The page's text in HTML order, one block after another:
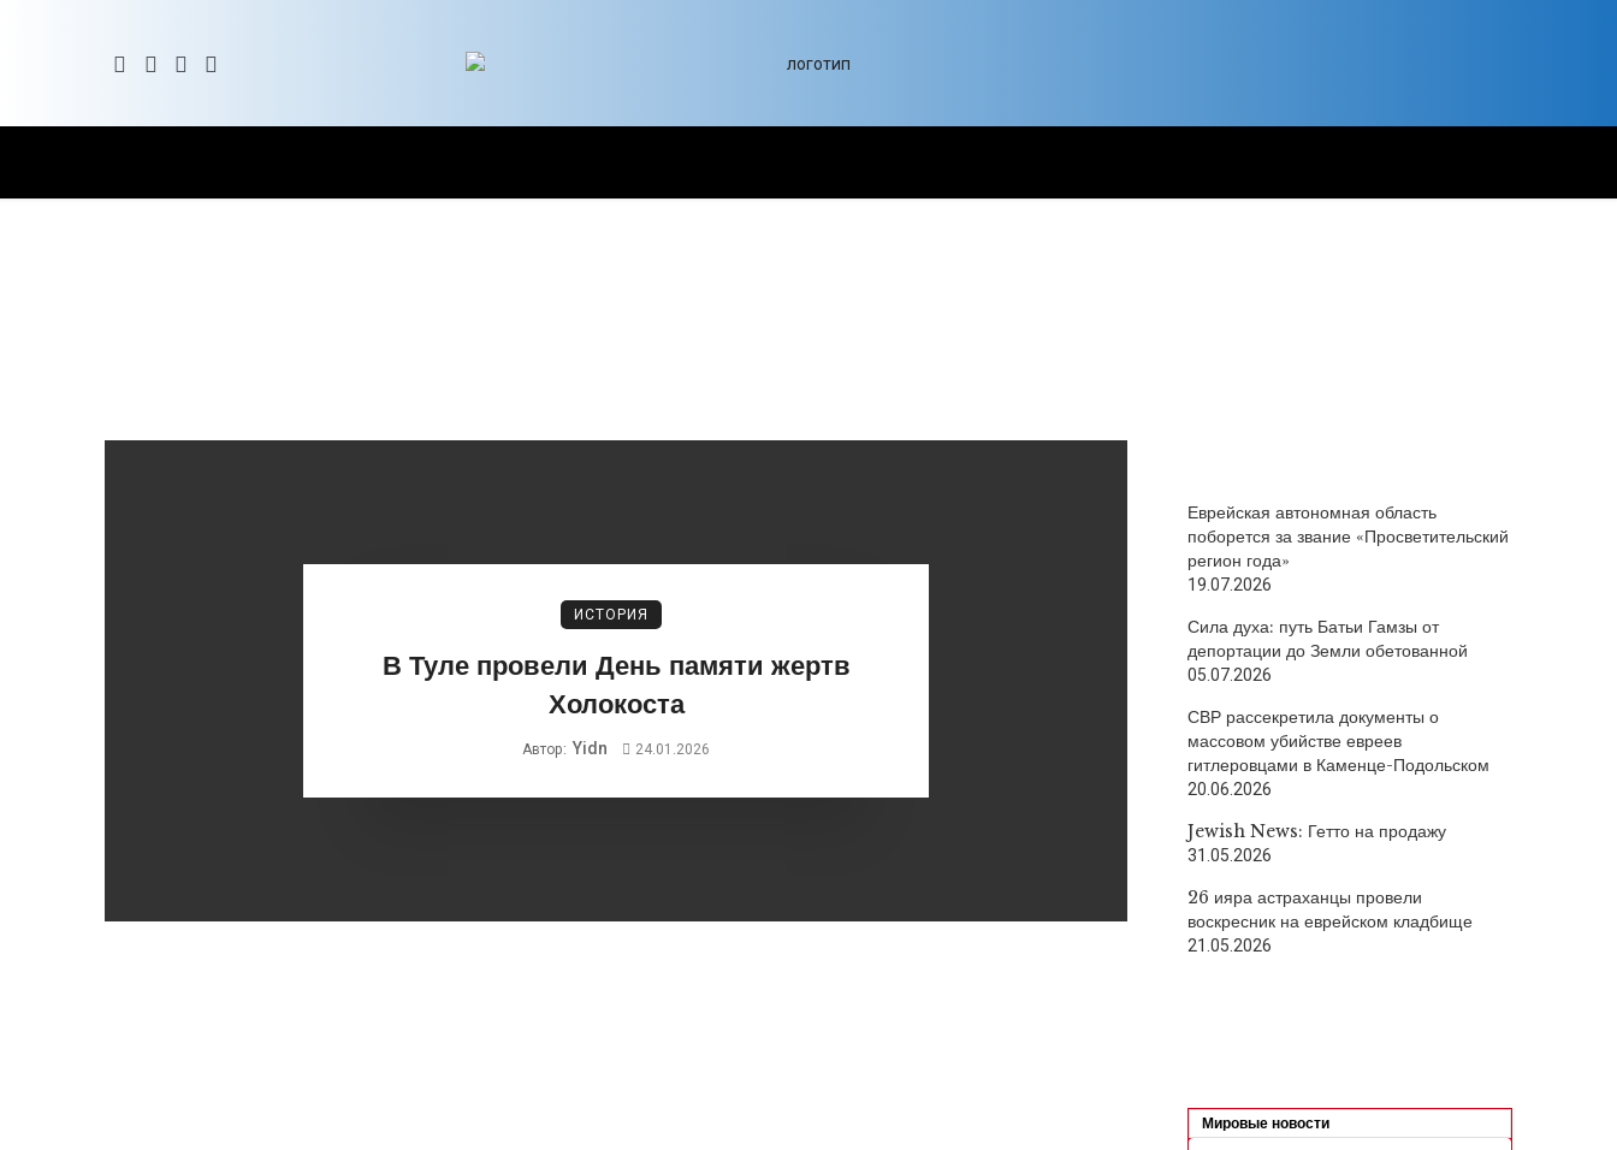
ИСТОРИЯ
В Туле провели День памяти жертв
Холокоста
Автор: Yidn 24.01.2026
Еврейская автономная область
поборется за звание «Просветительский
регион года»
19.07.2026
Сила духа: путь Батьи Гамзы от
депортации до Земли обетованной
05.07.2026
СВР рассекретила документы о
массовом убийстве евреев
гитлеровцами в Каменце-Подольском
20.06.2026
Jewish News: Гетто на продажу
31.05.2026
26 ияра астраханцы провели
воскресник на еврейском кладбище
21.05.2026